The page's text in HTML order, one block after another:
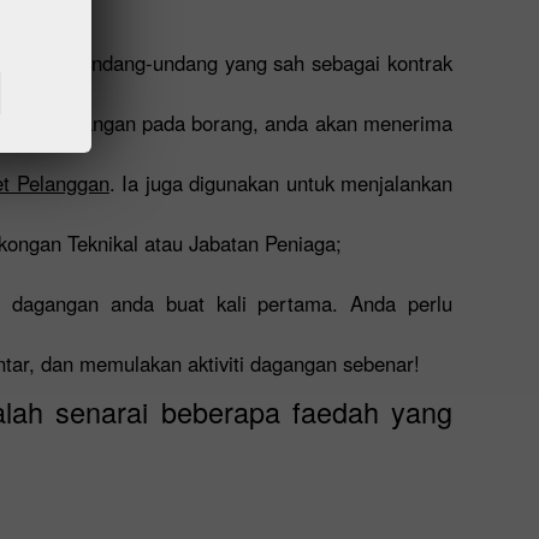
undang-undang yang sah sebagai kontrak
ruangan pada borang, anda akan menerima
Pelanggan. Ia juga digunakan untuk menjalankan
Teknikal atau Jabatan Peniaga;
anda buat kali pertama. Anda perlu
dan memulakan aktiviti dagangan sebenar!
senarai beberapa faedah yang